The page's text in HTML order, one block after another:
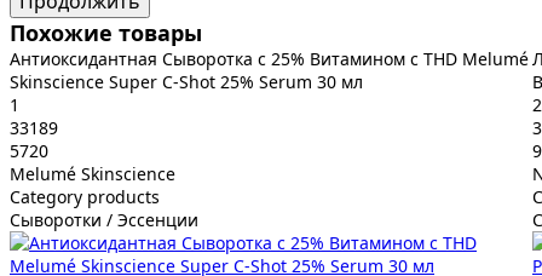
Похожие товары
Антиоксидантная Сыворотка с 25% Витамином с THD Melumé
Skinscience Super C-Shot 25% Serum 30 мл
1
33189
5720
Melumé Skinscience
Category products
Сыворотки / Эссенции
2